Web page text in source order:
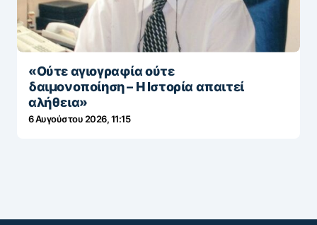
«Ούτε αγιογραφία ούτε
δαιμονοποίηση – Η Ιστορία απαιτεί
αλήθεια»
6 Αυγούστου 2026, 11:15